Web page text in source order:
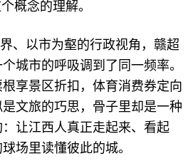
概念的理解。
、以市为壑的行政视角，赣超
城市的呼吸调到了同一频率。
享景区折扣，体育消费券定向
文旅的巧思，骨子里却是一种
让江西人真正走起来、看起
场里读懂彼此的城。